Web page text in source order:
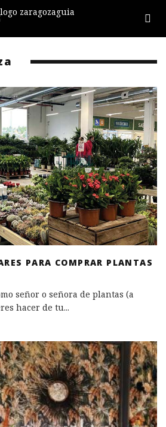
PARA COMPRAR PLANTAS
señor o señora de plantas (a
hacer de tu...